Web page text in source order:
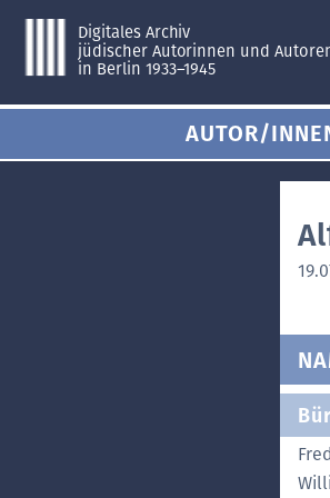
Digitales Archiv
jüdischer Autorinnen und
in Berlin 1933–1945
AUTOR/